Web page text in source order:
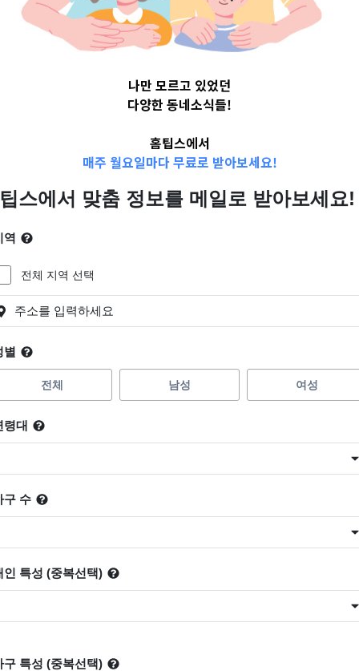
나만 모르고 있었던
다양한 동네소식들!
홈팁스에서
매주 월요일마다 무료로 받아보세요!